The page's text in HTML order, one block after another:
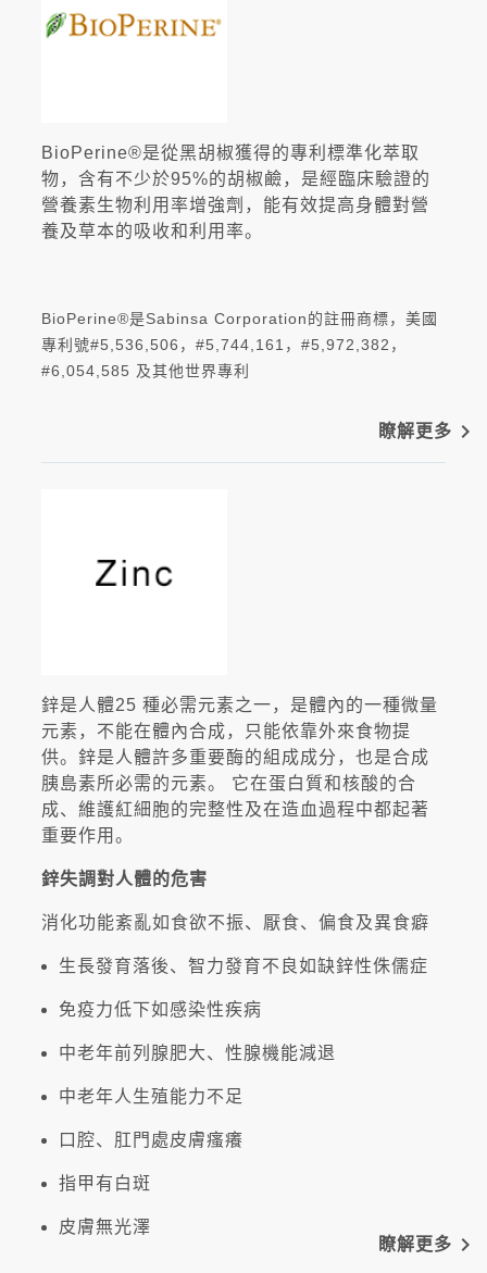
BioPerine®是從黑胡椒獲得的專利標準化萃取
物，含有不少於95%的胡椒鹼，是經臨床驗證的
營養素生物利用率增強劑，能有效提高身體對營
養及草本的吸收和利用率。
BioPerine®是Sabinsa Corporation的註冊商標，美國
專利號#5,536,506，#5,744,161，#5,972,382，
#6,054,585 及其他世界專利
瞭解更多 navigate_next
鋅是人體25 種必需元素之一，是體內的一種微量
元素，不能在體內合成，只能依靠外來食物提
供。鋅是人體許多重要酶的組成成分，也是合成
胰島素所必需的元素。 它在蛋白質和核酸的合
成、維護紅細胞的完整性及在造血過程中都起著
重要作用。
鋅失調對人體的危害
消化功能紊亂如食欲不振、厭食、偏食及異食癖
生長發育落後、智力發育不良如缺鋅性侏儒症
免疫力低下如感染性疾病
中老年前列腺肥大、性腺機能減退
中老年人生殖能力不足
口腔、肛門處皮膚瘙癢
指甲有白斑
皮膚無光澤
瞭解更多 navigate_next